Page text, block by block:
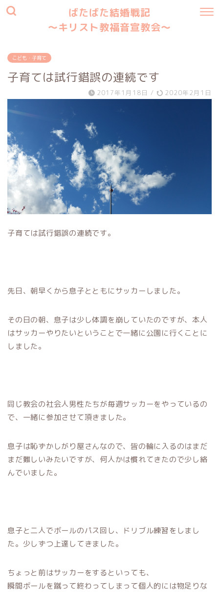
ばたばた結婚戦記
〜キリスト教福音宣教会〜
こども・子育て
子育ては試行錯誤の連続です
2017年1月18日 / 2020年2月1日
子育ては試行錯誤の連続です。
先日、朝早くから息子とともにサッカーしました。
その日の朝、息子は少し体調を崩していたのですが、本人
はサッカーやりたいということで一緒に公園に行くことに
しました。
同じ教会の社会人男性たちが毎週サッカーをやっているの
で、一緒に参加させて頂きました。
息子は恥ずかしがり屋さんなので、皆の輪に入るのはまだ
まだ難しいみたいですが、何人かは慣れてきたので少し絡
んでいました。
息子と二人でボールのパス回し、ドリブル練習をしまし
た。少しずつ上達してきました。
ちょっと前はサッカーをするといっても、
瞬間ボールを蹴って終わってしまって個人的には物足りな